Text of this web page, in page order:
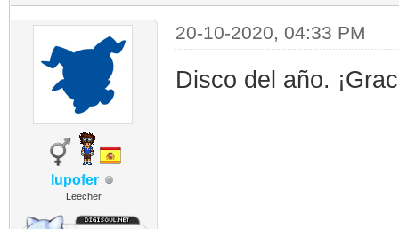
lupofer
Leecher
20-10-2020, 04:33 PM
Disco del año.